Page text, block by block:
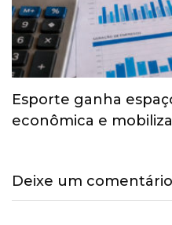
Esporte ganha
econômica e
Deixe um comentário